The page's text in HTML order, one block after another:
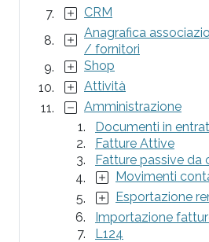
CRM
Anagrafica
/ fornitori
Shop
Attività
Amministrazione
Documenti in
Fatture Attive
Fatture passive da
Movimenti
Esportazione
Importazione
L124